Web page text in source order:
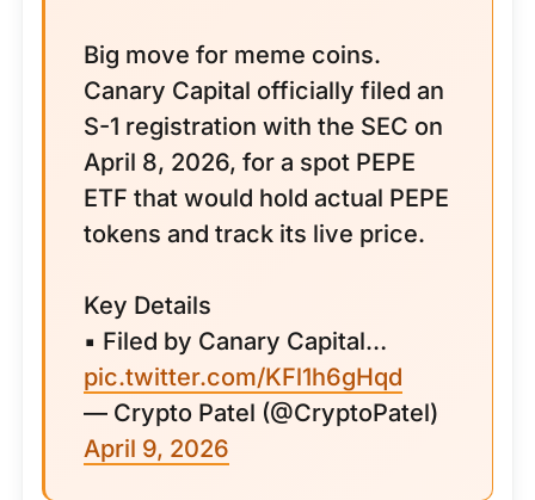
Big move for meme coins.
Canary Capital officially filed an
S-1 registration with the SEC on
April 8, 2026, for a spot PEPE
ETF that would hold actual PEPE
tokens and track its live price.
Key Details
▪️ Filed by Canary Capital…
pic.twitter.com/KFl1h6gHqd
— Crypto Patel (@CryptoPatel)
April 9, 2026